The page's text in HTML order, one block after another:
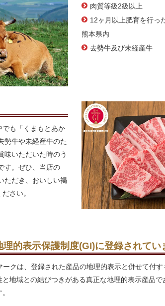
肉質等級2級以上
12ヶ月以上肥育を行っ
熊本県内
去勢牛及び未経産牛
も「くまもとあか
勢牛や未経産牛のた
味いただいた時のう
す。ぜひ、当店の
ただき、おいしい褐
さい。
理的表示保護制度(GI)に登録されてい
ークは、登録された産品の地理的表示と併せて付
と地域との結びつきがある真正な地理的表示産品